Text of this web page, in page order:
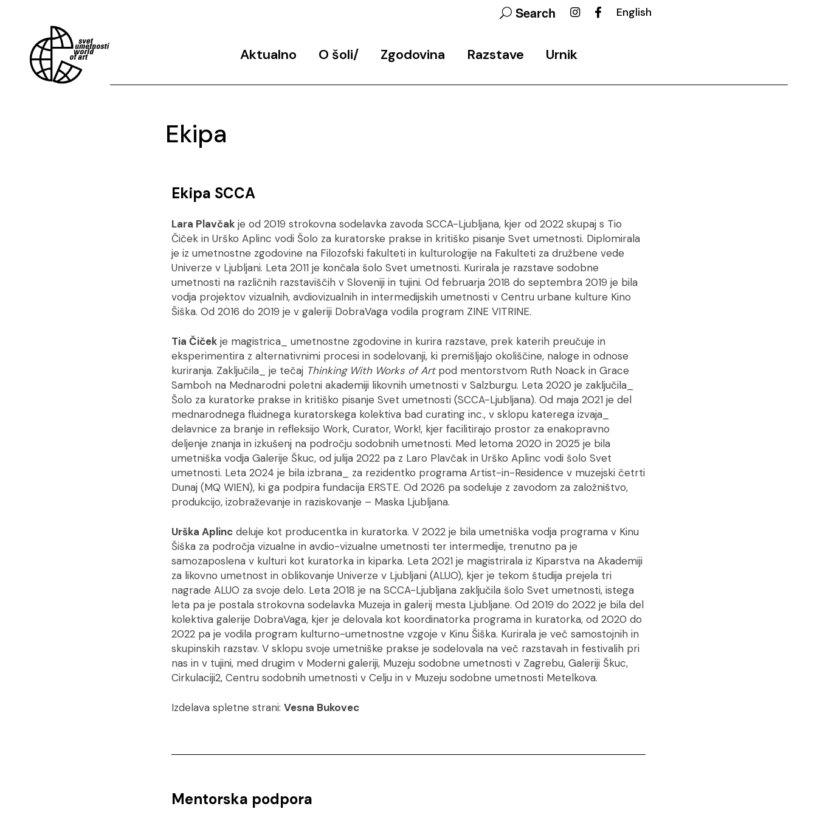
Search English
Aktualno O šoli Zgodovina Razstave Urnik
Ekipa
Ekipa SCCA
Lara Plavčak je od 2019 strokovna sodelavka zavoda SCCA-Ljubljana, kjer od 2022 skupaj s Tio
Čiček in Urško Aplinc vodi Šolo za kuratorske prakse in kritiško pisanje Svet umetnosti. Diplomirala
je iz umetnostne zgodovine na Filozofski fakulteti in kulturologije na Fakulteti za družbene vede
Univerze v Ljubljani. Leta 2011 je končala šolo Svet umetnosti. Kurirala je razstave sodobne
umetnosti na različnih razstaviščih v Sloveniji in tujini. Od februarja 2018 do septembra 2019 je bila
vodja projektov vizualnih, avdiovizualnih in intermedijskih umetnosti v Centru urbane kulture Kino
Šiška. Od 2016 do 2019 je v galeriji DobraVaga vodila program ZINE VITRINE.
Tia Čiček je magistrica_ umetnostne zgodovine in kurira razstave, prek katerih preučuje in
eksperimentira z alternativnimi procesi in sodelovanji, ki premišljajo okoliščine, naloge in odnose
kuriranja. Zaključila_ je tečaj Thinking With Works of Artpod mentorstvom Ruth Noack in Grace
Samboh na Mednarodni poletni akademiji likovnih umetnosti v Salzburgu. Leta 2020 je zaključila_
Šolo za kuratorke prakse in kritiško pisanje Svet umetnosti (SCCA-Ljubljana). Od maja 2021 je del
mednarodnega fluidnega kuratorskega kolektiva bad curating inc., v sklopu katerega izvaja_
delavnice za branje in refleksijo Work, Curator, Work!, kjer facilitirajo prostor za enakopravno
deljenje znanja in izkušenj na področju sodobnih umetnosti. Med letoma 2020 in 2025 je bila
umetniška vodja Galerije Škuc, od julija 2022 pa z Laro Plavčak in Urško Aplinc vodi šolo Svet
umetnosti. Leta 2024 je bila izbrana_ za rezidentko programa Artist-in-Residence v muzejski četrti
Dunaj (MQ WIEN), ki ga podpira fundacija ERSTE. Od 2026 pa sodeluje z zavodom za založništvo,
produkcijo, izobraževanje in raziskovanje – Maska Ljubljana.
Urška Aplinc deluje kot producentka in kuratorka. V 2022 je bila umetniška vodja programa v Kinu
Šiška za področja vizualne in avdio-vizualne umetnosti ter intermedije, trenutno pa je
samozaposlena v kulturi kot kuratorka in kiparka. Leta 2021 je magistrirala iz Kiparstva na Akademiji
za likovno umetnost in oblikovanje Univerze v Ljubljani (ALUO), kjer je tekom študija prejela tri
nagrade ALUO za svoje delo. Leta 2018 je na SCCA-Ljubljana zaključila šolo Svet umetnosti, istega
leta pa je postala strokovna sodelavka Muzeja in galerij mesta Ljubljane. Od 2019 do 2022 je bila del
kolektiva galerije DobraVaga, kjer je delovala kot koordinatorka programa in kuratorka, od 2020 do
2022 pa je vodila program kulturno-umetnostne vzgoje v Kinu Šiška. Kurirala je več samostojnih in
skupinskih razstav. V sklopu svoje umetniške prakse je sodelovala na več razstavah in festivalih pri
nas in v tujini, med drugim v Moderni galeriji, Muzeju sodobne umetnosti v Zagrebu, Galeriji Škuc,
Cirkulaciji2, Centru sodobnih umetnosti v Celju in v Muzeju sodobne umetnosti Metelkova.
Izdelava spletne strani: Vesna Bukovec
Mentorska podpora